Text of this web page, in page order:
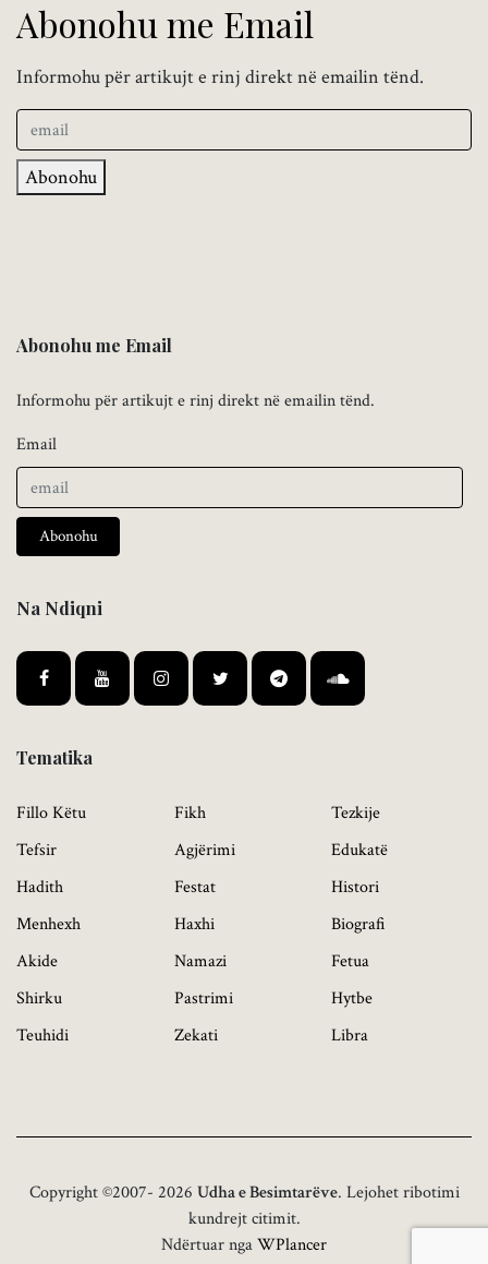
Abonohu me Email
Informohu për artikujt e rinj direkt në emailin tënd.
Abonohu
Abonohu me Email
Informohu për artikujt e rinj direkt në emailin tënd.
Email
Abonohu
Na Ndiqni
Tematika
Fillo Këtu
Tefsir
Hadith
Menhexh
Akide
Shirku
Teuhidi
Fikh
Agjërimi
Festat
Haxhi
Namazi
Pastrimi
Zekati
Tezkije
Edukatë
Histori
Biografi
Fetua
Hytbe
Libra
Copyright ©2007- 2026 Udha e Besimtarëve. Lejohet ribotimi
kundrejt citimit.
Ndërtuar ngaWPlancer